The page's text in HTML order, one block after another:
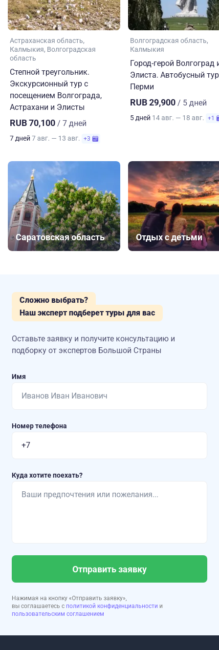
Астраханская область
Калмыкия Волгоградская
область
Степной треугольник.
Экскурсионный тур с
посещением Волгограда,
Астрахани и Элисты
RUB 70,100 / 7 дней
7 дней 7 авг. — 13 авг. +3
Волгоградская область
Калмыкия
Город-герой Волгоград
Элиста. Автобусный
Перми
RUB 29,900 / 5 дней
5 дней 14 авг. — 18 авг. +1
Саратовская область Отдых с детьми
Сложно выбрать?
Наш эксперт подберет туры для вас
Оставьте заявку и получите консультацию и
подборку от экспертов Большой Страны
Имя
Номер телефона
Куда хотите поехать?
Отправить заявку
Нажимая на кнопку «Отправить заявку»,
вы соглашаетесь с политикой конфиденциальности и
пользовательским соглашением